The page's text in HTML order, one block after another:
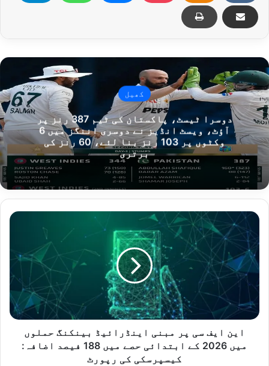
کھیل
دوسرا ٹیسٹ، پاکستان کی ٹیم 387 رنز پر
آؤٹ، ویسٹ انڈیز نے دوسری اننگز میں 6
وکٹوں پر 103 رنز بنا لئے، 60 رنز کی
برتری
این
ایف
سی
پر
مبنی
اینڈرائیڈ
حملوں
میں
2026این ایف سی پر مبنی اینڈرائیڈ بینکنگ حملوں
میں 2026 کے ابتدائی حصے میں 188 فیصد اضافہ:
کیسپرسکی کی رپورٹ